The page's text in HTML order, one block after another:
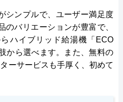
シンプルで、ユーザー満足度
のバリエーションが豊富で、
ハイブリッド給湯機「ECO
から選べます。また、無料の
ーサービスも手厚く、初めて